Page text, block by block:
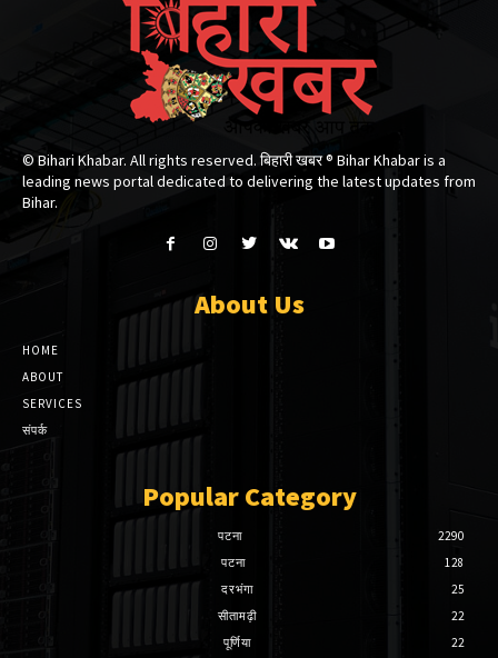
© Bihari Khabar. All rights reserved. बिहारी खबर ®​ Bihar Khabar is a
leading news portal dedicated to delivering the latest updates from
Bihar.
About Us
HOME
ABOUT
SERVICES
संपर्क
Popular Category
पटना
2290
पटना
128
दरभंगा
25
सीतामढ़ी
22
पूर्णिया
22